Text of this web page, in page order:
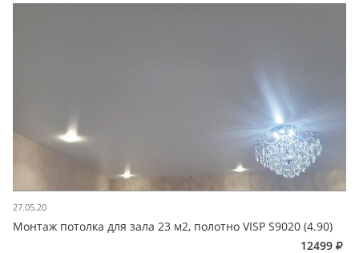
27.05.20
Монтаж потолка для зала 23 м2, полотно VISP S9020 (4.90)
12499